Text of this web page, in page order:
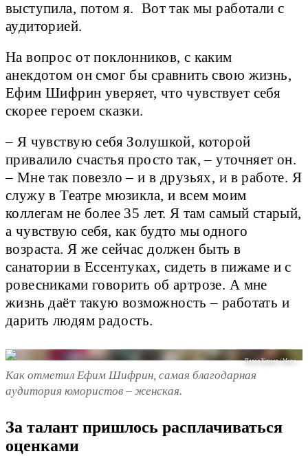
выступила, потом я. Вот так мы работали с
аудиторией.
На вопрос от поклонников, с каким
анекдотом он смог бы сравнить свою жизнь,
Ефим Шифрин уверяет, что чувствует себя
скорее героем сказки.
– Я чувствую себя Золушкой, которой
привалило счастья просто так, – уточняет он.
– Мне так повезло – и в друзьях, и в работе. Я
служу в Театре мюзикла, и всем моим
коллегам не более 35 лет. Я там самый старый,
а чувствую себя, как будто мы одного
возраста. Я же сейчас должен быть в
санатории в Ессентуках, сидеть в пижаме и с
ровесниками говорить об артрозе. А мне
жизнь даёт такую возможность – работать и
дарить людям радость.
Павел Киреев / Metro
Как отметил Ефим Шифрин, самая благодарная
аудитория юмористов – женская.
За талант пришлось расплачиваться
оценками